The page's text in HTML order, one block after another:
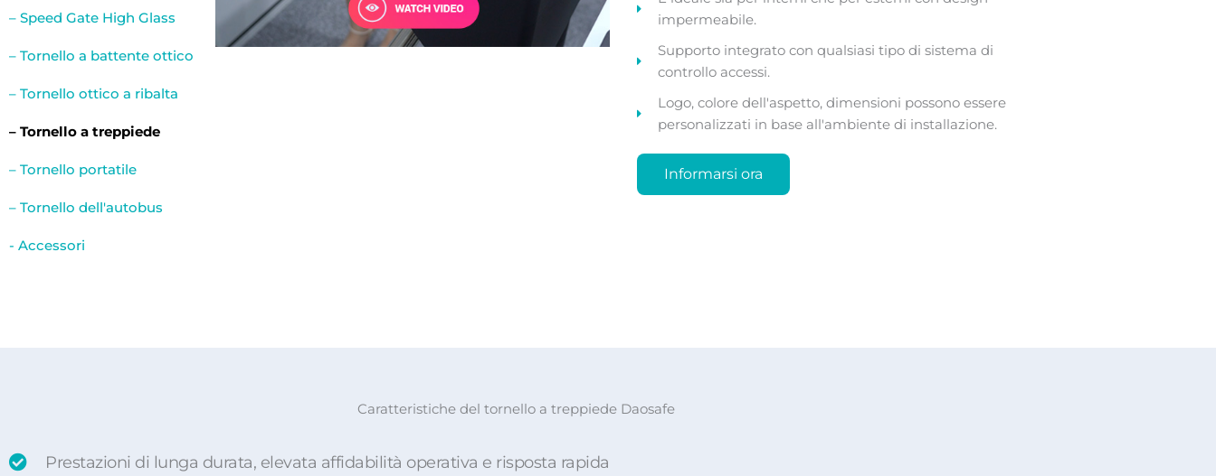
– Speed Gate High Glass
– Tornello a battente ottico
– Tornello ottico a ribalta
– Tornello a treppiede
– Tornello portatile
– Tornello dell'autobus
- Accessori
impermeabile.
Supporto integrato con qualsiasi tipo di sistema di
controllo accessi.
Logo, colore dell'aspetto, dimensioni possono essere
personalizzati in base all'ambiente di installazione.
Informarsi ora
Caratteristiche del tornello a treppiede Daosafe
Prestazioni di lunga durata, elevata affidabilità operativa e risposta rapida